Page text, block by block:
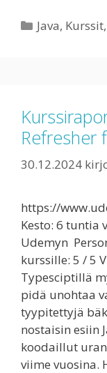
Kategoriat
Java, Kurssit
Refresher
30.12.2024
https://
Kesto: 6 tuntia
Udemyn
kurssille: 5 / 5
Typesciptillä
pidä unohtaa
tyypitettyjä
nostaisin esiin
koodaillut
viime vuosina.